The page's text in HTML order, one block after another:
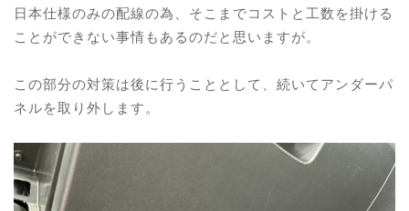
日本仕様のみの配線の為、そこまでコストと工数を掛ける
ことができない事情もあるのだと思いますが。
この部分の対策は後に行うこととして、続いてアンダーパ
ネルを取り外します。